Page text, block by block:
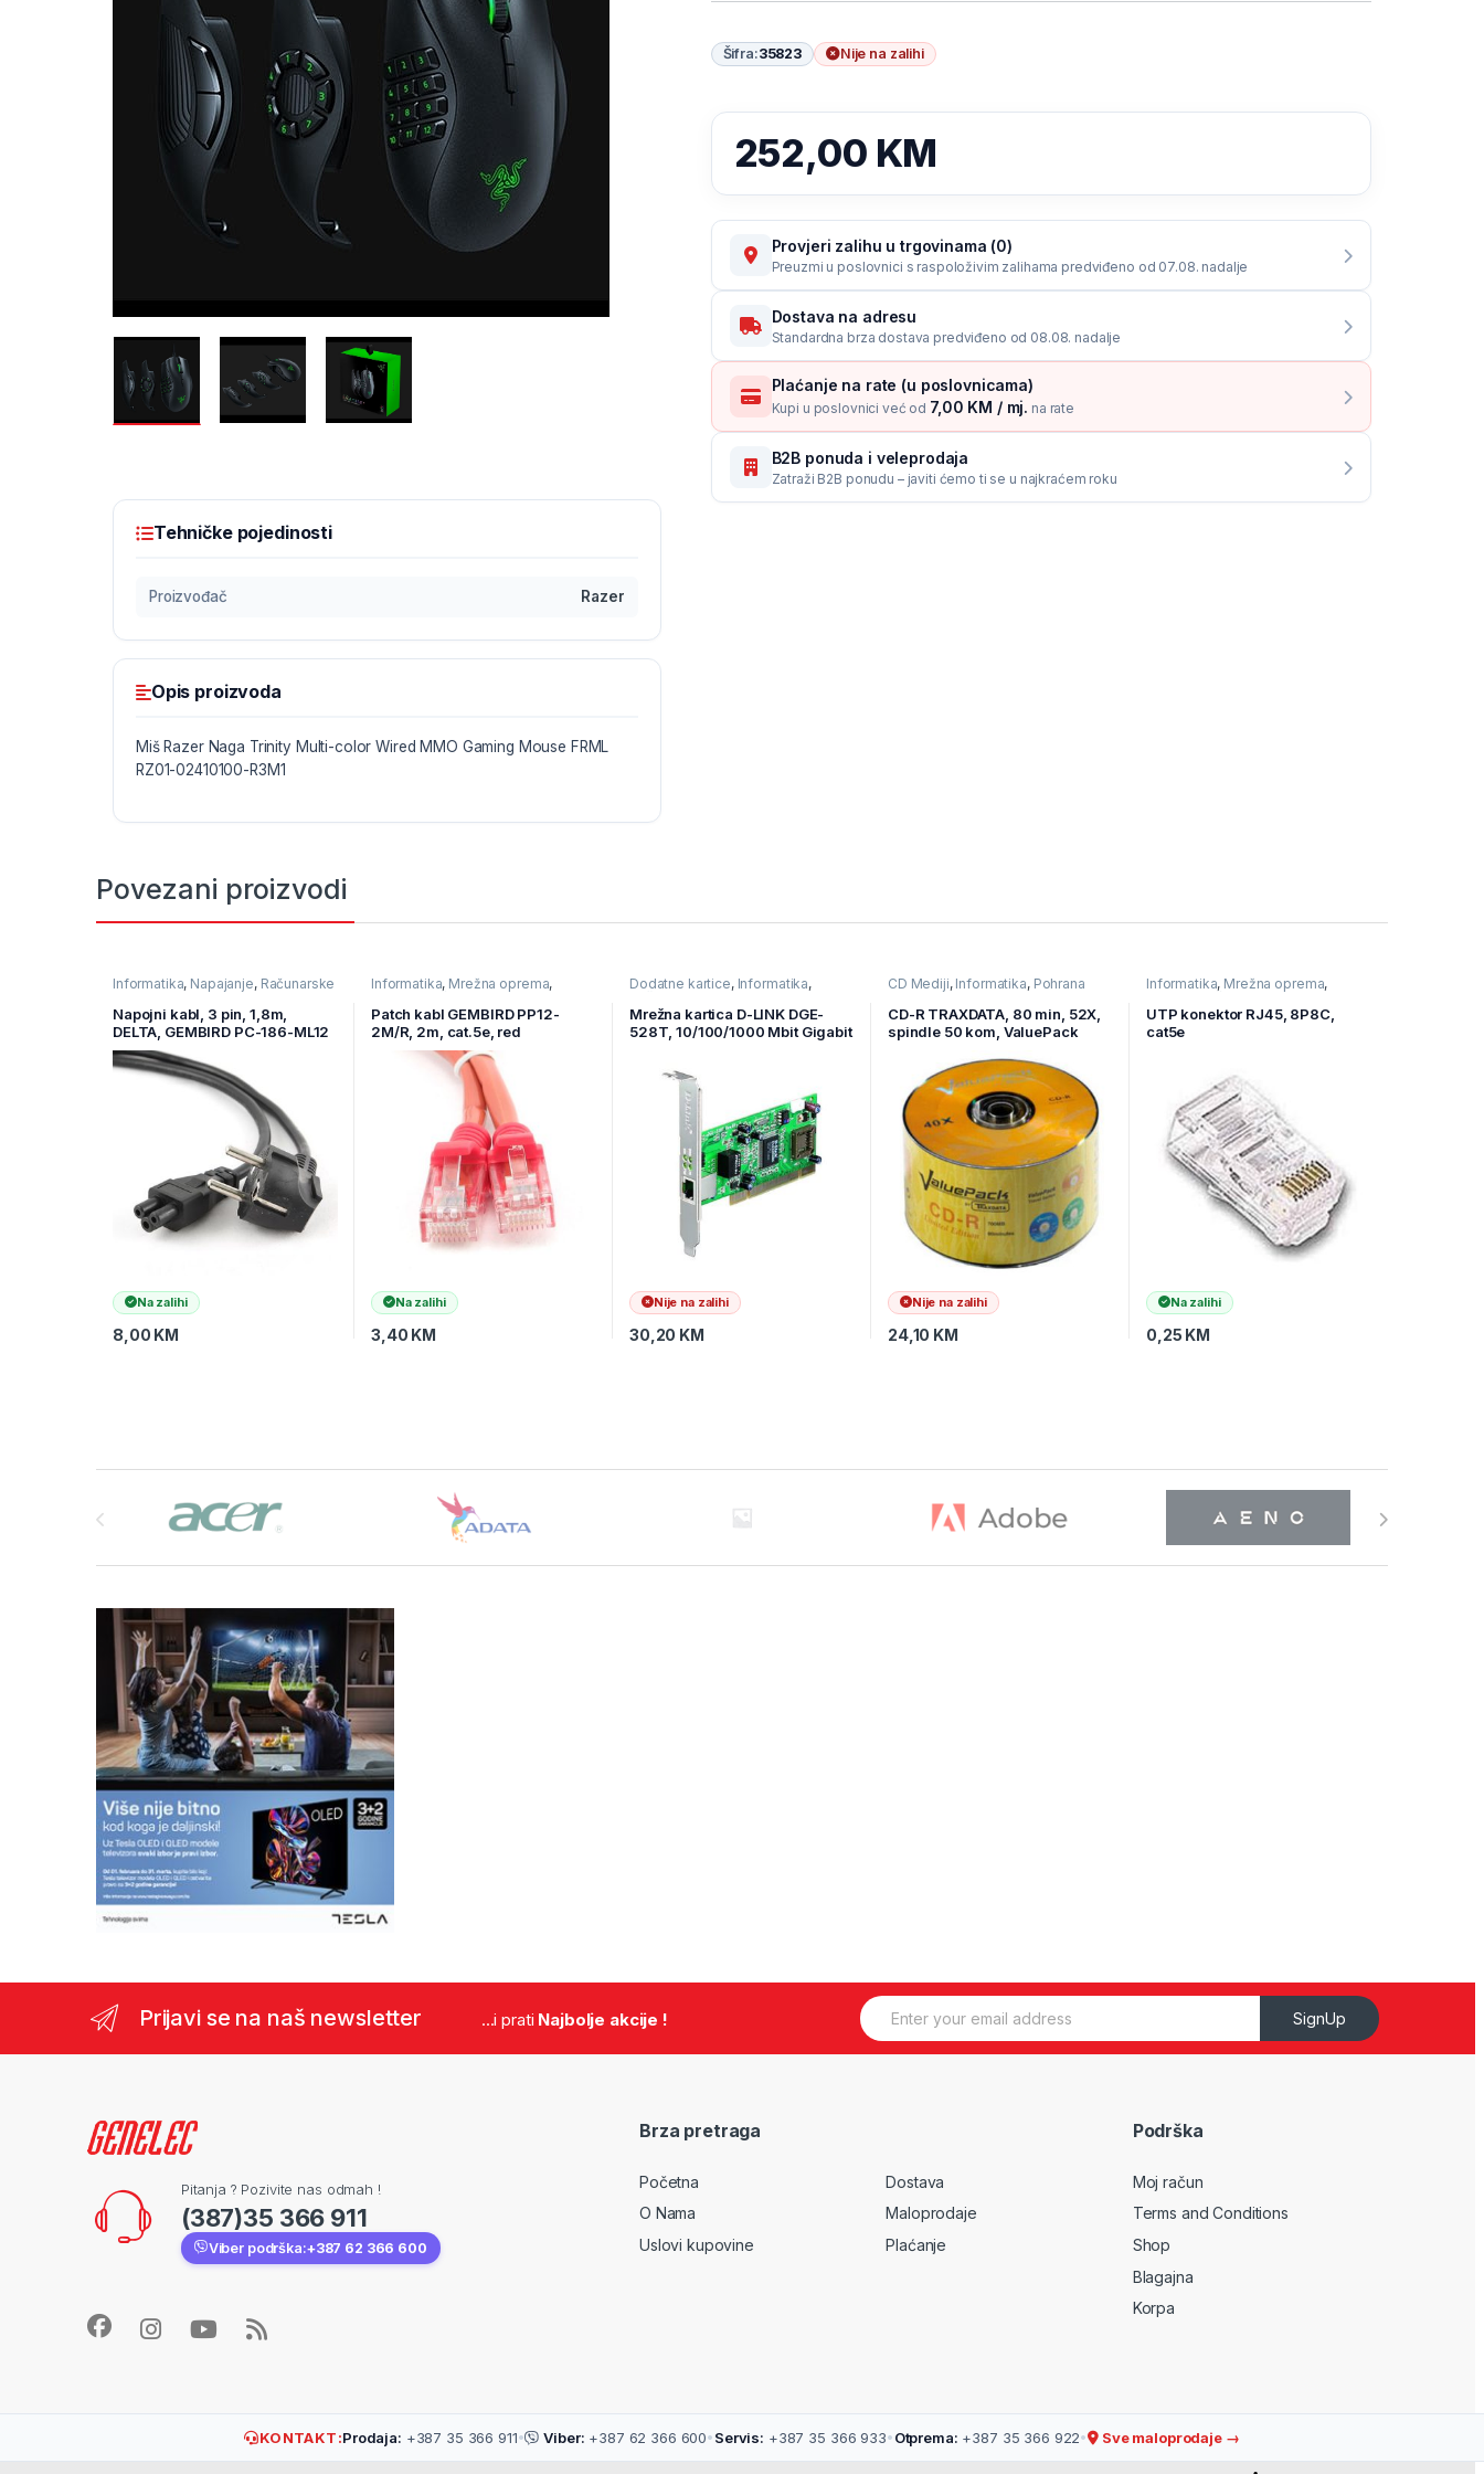
Šifra:35823 Nije na zalihi
252,00 KM
Provjeri zalihu u trgovinama (0)
Preuzmi u poslovnici s raspoloživim zalihama predviđeno od 07.08. nadalje
Dostava na adresu
Standardna brza dostava predviđeno od 08.08. nadalje
Plaćanje na rate (u poslovnicama)
Kupi u poslovnici već od 7,00 KM / mj. na rate
B2B ponuda i veleprodaja
Zatraži B2B ponudu – javiti ćemo ti se u najkraćem roku
Tehničke pojedinosti
Proizvođač Razer
Opis proizvoda
Miš Razer Naga Trinity Multi-color Wired MMO Gaming Mouse FRML
RZ01-02410100-R3M1
Povezani proizvodi
Informatika, Napajanje, Računarske
Napojni kabl, 3 pin, 1,8m,
DELTA, GEMBIRD PC-186-ML12
Na zalihi
8,00 KM
Informatika, Mrežna oprema,
Ostala mrežna oprema
Patch kabl GEMBIRD PP12-
2M/R, 2m, cat.5e, red
Na zalihi
3,40 KM
Dodatne kartice, Informatika,
Mrežna kartica D-LINK DGE-
528T, 10/100/1000 Mbit Gigabit
Nije na zalihi
30,20 KM
CD Mediji, Informatika, Pohrana
podataka
CD-R TRAXDATA, 80 min, 52X,
spindle 50 kom, ValuePack
Nije na zalihi
24,10 KM
Informatika, Mrežna oprema,
Ostala mrežna oprema
UTP konektor RJ45, 8P8C,
cat5e
Na zalihi
0,25 KM
Prijavi se na naš newsletter ...i prati Najbolje akcije !
E
m
SignUp
Pitanja ? Pozivite nas odmah !
(387)35 366 911
Viber podrška:+387 62 366 600
Brza pretraga
Početna
O Nama
Uslovi kupovine
Dostava
Maloprodaje
Plaćanje
Podrška
Moj račun
Terms and Conditions
Shop
Blagajna
Korpa
KONTAKT:Prodaja: +387 35 366 911• Viber: +387 62 366 600• Servis: +387 35 366 933• Otprema: +387 35 366 922• Sve maloprodaje →